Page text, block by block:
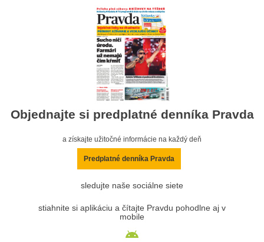
Objednajte si predplatné denníka Pravda
a získajte užitočné informácie na každý deň
Predplatné denníka Pravda
sledujte naše sociálne siete
stiahnite si aplikáciu a čítajte Pravdu pohodlne aj v
mobile